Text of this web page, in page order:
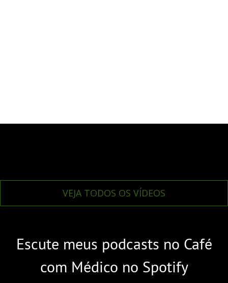
VEJA TODOS OS VÍDEOS
Escute meus podcasts no Café
com Médico no Spotify